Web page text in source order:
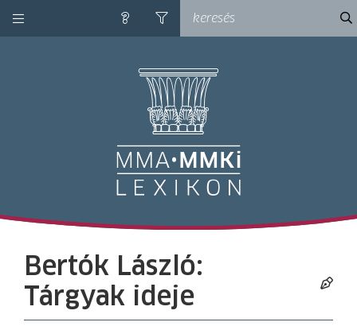
kategóriák
súgó szűrés
Bertók László:
Tárgyak ideje